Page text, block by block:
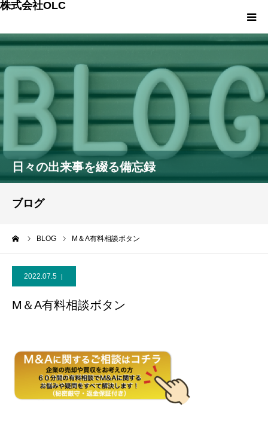
株式会社OLC
日々の出来事を綴る備忘録
ブログ
BLOG M＆A有料相談ボタン
2022.07.5
M＆A有料相談ボタン
会社案内
事業内容
スモールM&Aの詳細